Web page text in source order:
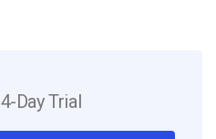
Day Trial